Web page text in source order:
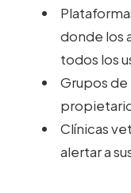
donde los
todos los
Grupos
Clínicas
alertar a